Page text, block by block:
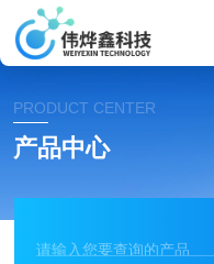
PRODUCT CENTER
产品中心